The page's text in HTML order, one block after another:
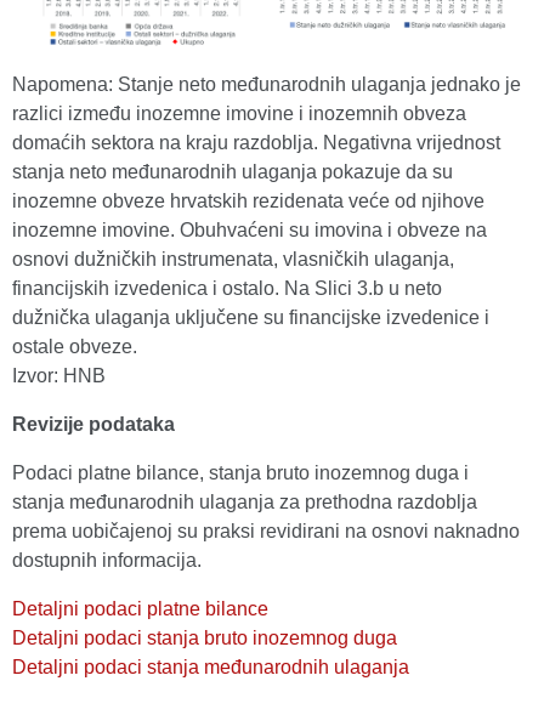
Napomena: Stanje neto međunarodnih ulaganja jednako je
razlici između inozemne imovine i inozemnih obveza
domaćih sektora na kraju razdoblja. Negativna vrijednost
stanja neto međunarodnih ulaganja pokazuje da su
inozemne obveze hrvatskih rezidenata veće od njihove
inozemne imovine. Obuhvaćeni su imovina i obveze na
osnovi dužničkih instrumenata, vlasničkih ulaganja,
financijskih izvedenica i ostalo. Na Slici 3.b u neto
dužnička ulaganja uključene su financijske izvedenice i
ostale obveze.
Izvor: HNB
Revizije podataka
Podaci platne bilance, stanja bruto inozemnog duga i
stanja međunarodnih ulaganja za prethodna razdoblja
prema uobičajenoj su praksi revidirani na osnovi naknadno
dostupnih informacija.
Detaljni podaci platne bilance
Detaljni podaci stanja bruto inozemnog duga
Detaljni podaci stanja međunarodnih ulaganja